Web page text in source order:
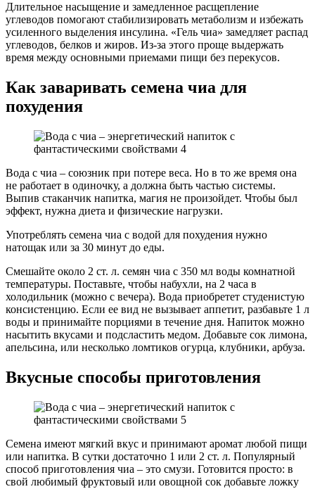
Длительное насыщение и замедленное расщепление
углеводов помогают стабилизировать метаболизм и избежать
усиленного выделения инсулина. «Гель чиа» замедляет распад
углеводов, белков и жиров. Из-за этого проще выдержать
время между основными приемами пищи без перекусов.
Как заваривать семена чиа для
похудения
Вода с чиа – союзник при потере веса. Но в то же время она
не работает в одиночку, а должна быть частью системы.
Выпив стаканчик напитка, магия не произойдет. Чтобы был
эффект, нужна диета и физические нагрузки.
Употреблять семена чиа с водой для похудения нужно
натощак или за 30 минут до еды.
Смешайте около 2 ст. л. семян чиа с 350 мл воды комнатной
температуры. Поставьте, чтобы набухли, на 2 часа в
холодильник (можно с вечера). Вода приобретет студенистую
консистенцию. Если ее вид не вызывает аппетит, разбавьте 1 л
воды и принимайте порциями в течение дня. Напиток можно
насытить вкусами и подсластить медом. Добавьте сок лимона,
апельсина, или несколько ломтиков огурца, клубники, арбуза.
Вкусные способы приготовления
Семена имеют мягкий вкус и принимают аромат любой пищи
или напитка. В сутки достаточно 1 или 2 ст. л. Популярный
способ приготовления чиа – это смузи. Готовится просто: в
свой любимый фруктовый или овощной сок добавьте ложку